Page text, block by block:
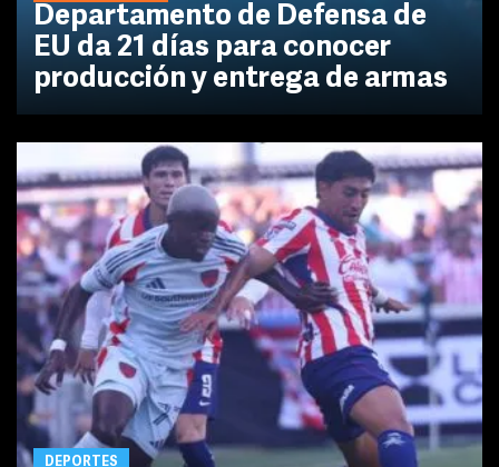
Departamento de Defensa de
EU da 21 días para conocer
producción y entrega de armas
DEPORTES